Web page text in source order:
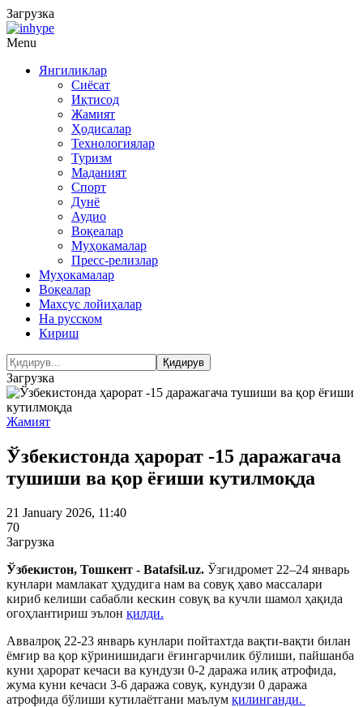
Загрузка
Menu
Янгиликлар
Сиёсат
Иқтисод
Жамият
Ҳодисалар
Технологиялар
Туризм
Маданият
Спорт
Дунё
Аудио
Воқеалар
Муҳокамалар
Пресс-релизлар
Муҳокамалар
Воқеалар
Махсус лойиҳалар
На русском
Кириш
Загрузка
Жамият
Ўзбекистонда ҳарорат -15 даражагача
тушиши ва қор ёғиши кутилмоқда
21 January 2026, 11:40
70
Загрузка
Ўзбекистон, Тошкент - Batafsil.uz. Ўзгидромет 22–24 январь
кунлари мамлакат ҳудудига нам ва совуқ ҳаво массалари
кириб келиши сабабли кескин совуқ ва кучли шамол ҳақида
огоҳлантириш эълон қилди.
Аввалроқ 22-23 январь кунлари пойтахтда вақти-вақти билан
ёмғир ва қор кўринишидаги ёғингарчилик бўлиши, пайшанба
куни ҳарорат кечаси ва кундузи 0-2 даража илиқ атрофида,
жума куни кечаси 3-6 даража совуқ, кундузи 0 даража
атрофида бўлиши кутилаётгани маълум қилинганди.